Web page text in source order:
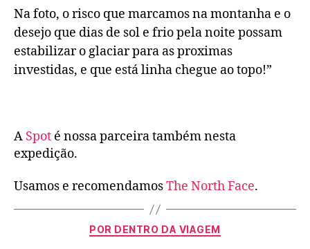
Na foto, o risco que marcamos na montanha e o
desejo que dias de sol e frio pela noite possam
estabilizar o glaciar para as proximas
investidas, e que está linha chegue ao topo!”
A Spot é nossa parceira também nesta
expedição.
Usamos e recomendamosThe North Face.
POR DENTRO DA VIAGEM